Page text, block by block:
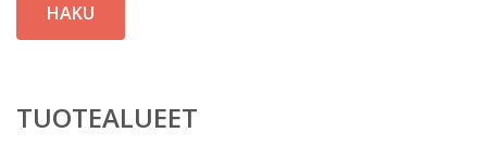
HAKU
TUOTEALUEET